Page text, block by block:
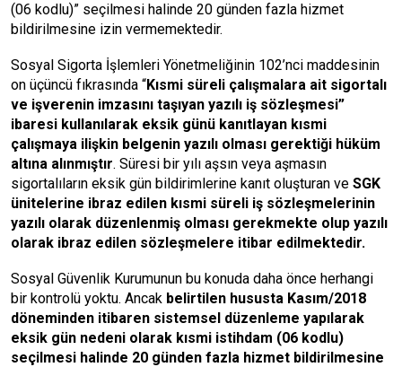
(06 kodlu)” seçilmesi halinde 20 günden fazla hizmet
bildirilmesine izin vermemektedir.
Sosyal Sigorta İşlemleri Yönetmeliğinin 102’nci maddesinin
on üçüncü fıkrasında “Kısmi süreli çalışmalara ait sigortalı
ve işverenin imzasını taşıyan yazılı iş sözleşmesi”
ibaresi kullanılarak eksik günü kanıtlayan kısmi
çalışmaya ilişkin belgenin yazılı olması gerektiği hüküm
altına alınmıştır. Süresi bir yılı aşsın veya aşmasın
sigortalıların eksik gün bildirimlerine kanıt oluşturan ve SGK
ünitelerine ibraz edilen kısmi süreli iş sözleşmelerinin
yazılı olarak düzenlenmiş olması gerekmekte olup yazılı
olarak ibraz edilen sözleşmelere itibar edilmektedir.
Sosyal Güvenlik Kurumunun bu konuda daha önce herhangi
bir kontrolü yoktu. Ancak belirtilen hususta Kasım/2018
döneminden itibaren sistemsel düzenleme yapılarak
eksik gün nedeni olarak kısmi istihdam (06 kodlu)
seçilmesi halinde 20 günden fazla hizmet bildirilmesine